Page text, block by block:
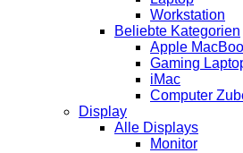
Workstation
Beliebte Kategorien
Apple
Gaming
iMac
Computer
Display
Alle Displays
Monitor